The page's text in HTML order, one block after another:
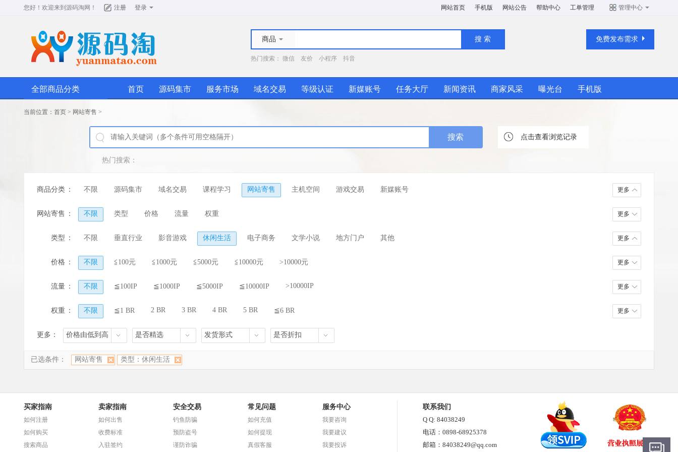
您好！欢迎来到 源码淘网 ！ 注册 登录 网站首页 手机版 网站公告 帮助中心 工单管理 管理中心
商品
热门搜索： 微信 友价 小程序 抖音
免费发布需求
全部商品分类 首页 源码集市 服务市场 域名交易 等级认证 新媒账号 任务大厅 新闻资讯 商家风采 曝光台 手机版
当前位置： 首页 > 网站寄售 >
点击查看浏览记录
热门搜索：
商品分类 ： 不限 源码集市 域名交易 课程学习 网站寄售 主机空间 游戏交易 新媒账号 更多
网站寄售 ： 不限 类型 价格 流量 权重 更多
类型 ： 不限 垂直行业 影音游戏 休闲生活 电子商务 文学小说 地方门户 其他 更多
价格 ： 不限 ≦100元 ≦1000元 ≦5000元 ≦10000元 >10000元 更多
流量 ： 不限 ≦100IP ≦1000IP ≦5000IP ≦10000IP >10000IP 更多
权重 ： 不限 ≦1 BR 2 BR 3 BR 4 BR 5 BR ≦6 BR 更多
更多： 价格由低到高 是否精选 发货形式 是否折扣
已选条件： 网站寄售 类型：休闲生活
买家指南
如何注册
如何购买
搜索商品
卖家指南
如何出售
收费标准
入驻签约
安全交易
钓鱼防骗
预防盗号
谨防诈骗
常见问题
如何充值
如何提现
真假客服
服务中心
我要咨询
我要建议
我要投诉
联系我们
Q Q: 84038249
电话：0898-68925378
邮箱：84038249@qq.com